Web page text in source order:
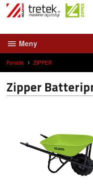
Gå
Meny
Forside ZIPPER
Zipper